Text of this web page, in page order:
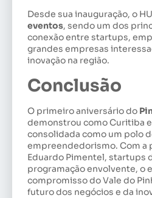
Desde sua inauguração, o
eventos, sendo um dos
conexão entre startups,
grandes empresas
inovação na região.
Conclusão
O primeiro aniversário do
demonstrou como Curitiba
consolidada como um polo
empreendedorismo. Com a
Eduardo Pimentel, startups
programação envolvente, o
compromisso do Vale do
futuro dos negócios e da